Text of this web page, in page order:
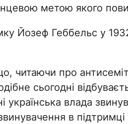
метою якого
Йозеф Геббельс у
читаючи про
сьогодні
влада
в підтримці